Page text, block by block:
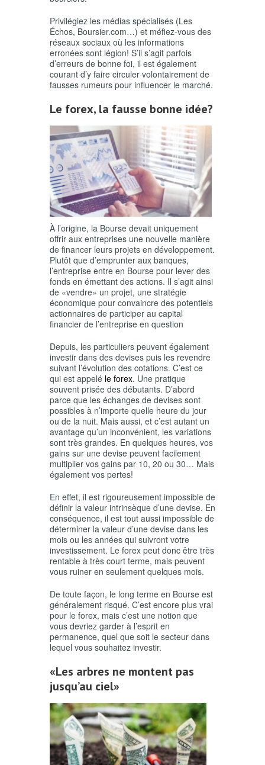
Privilégiez les médias spécialisés (Les
Échos, Boursier.com…) et méfiez-vous des
réseaux sociaux où les informations
erronées sont légion! S’il s’agit parfois
d’erreurs de bonne foi, il est également
courant d’y faire circuler volontairement de
fausses rumeurs pour influencer le marché.
Le forex, la fausse bonne idée?
À l’origine, la Bourse devait uniquement
offrir aux entreprises une nouvelle manière
de financer leurs projets en développement.
Plutôt que d’emprunter aux banques,
l’entreprise entre en Bourse pour lever des
fonds en émettant des actions. Il s’agit ainsi
de «vendre» un projet, une stratégie
économique pour convaincre des potentiels
actionnaires de participer au capital
financier de l’entreprise en question
Depuis, les particuliers peuvent également
investir dans des devises puis les revendre
suivant l’évolution des cotations. C’est ce
qui est appelé le forex. Une pratique
souvent prisée des débutants. D’abord
parce que les échanges de devises sont
possibles à n’importe quelle heure du jour
ou de la nuit. Mais aussi, et c’est autant un
avantage qu’un inconvénient, les variations
sont très grandes. En quelques heures, vos
gains sur une devise peuvent facilement
multiplier vos gains par 10, 20 ou 30… Mais
également vos pertes!
En effet, il est rigoureusement impossible de
définir la valeur intrinsèque d’une devise. En
conséquence, il est tout aussi impossible de
déterminer la valeur d’une devise dans les
mois ou les années qui suivront votre
investissement. Le forex peut donc être très
rentable à très court terme, mais peuvent
vous ruiner en seulement quelques mois.
De toute façon, le long terme en Bourse est
généralement risqué. C’est encore plus vrai
pour le forex, mais c’est une notion que
vous devriez garder à l’esprit en
permanence, quel que soit le secteur dans
lequel vous souhaitez investir.
«Les arbres ne montent pas
jusqu’au ciel»